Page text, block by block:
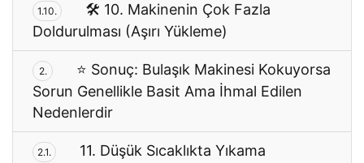
1.10.
🛠 10. Makinenin Çok Fazla
Doldurulması (Aşırı Yükleme)
2.
⭐ Sonuç: Bulaşık Makinesi Kokuyorsa
Sorun Genellikle Basit Ama İhmal Edilen
Nedenlerdir
2.1.
11. Düşük Sıcaklıkta Yıkama